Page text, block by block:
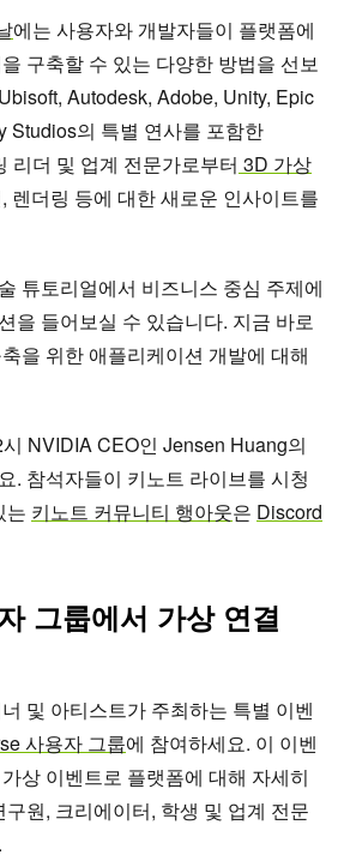
에는 사용자와 개발자들이 플랫폼에
구축할 수 있는 다양한 방법을 선보
Autodesk, Adobe, Unity, Epic
Studios의 특별 연사를 포함한
리더 및 업계 전문가로부터 3D 가상
렌더링 등에 대한 새로운 인사이트를
튜토리얼에서 비즈니스 중심 주제에
을 들어보실 수 있습니다. 지금 바로
을 위한 애플리케이션 개발에 대해
NVIDIA CEO인 Jensen Huang의
. 참석자들이 키노트 라이브를 시청
는 키노트 커뮤니티 행아웃은 Discord
그룹에서 가상 연결
및 아티스트가 주최하는 특별 이벤
사용자 그룹에 참여하세요. 이 이벤
상 이벤트로 플랫폼에 대해 자세히
원, 크리에이터, 학생 및 업계 전문